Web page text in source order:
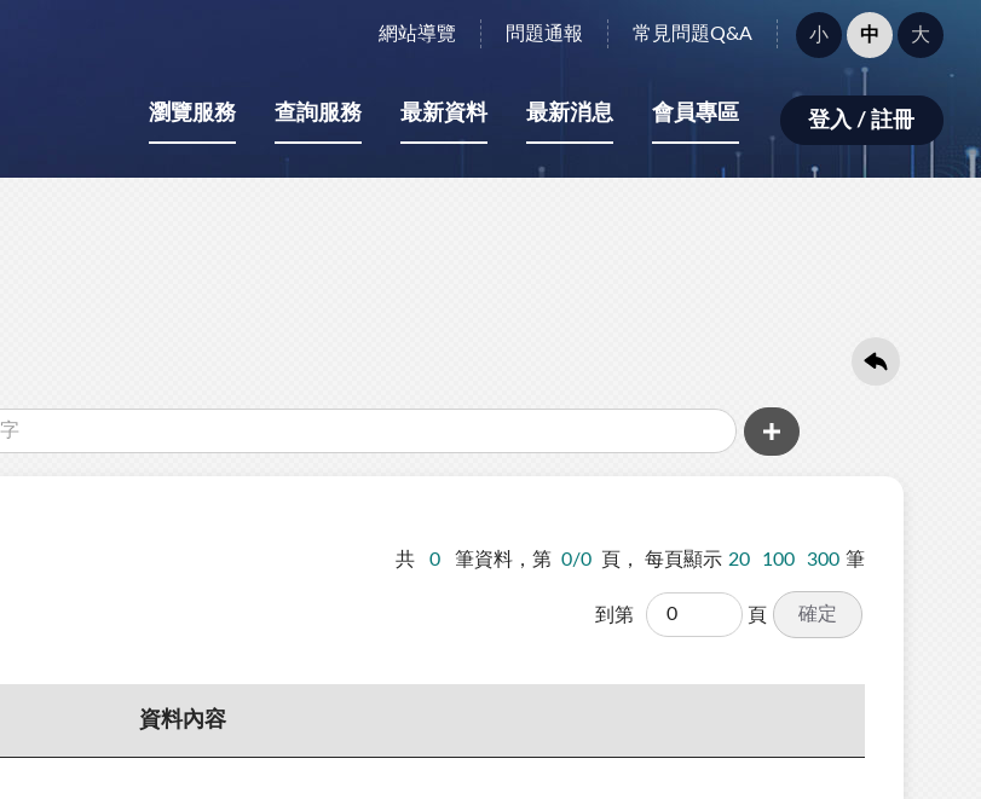
網站導覽 問題通報 常見問題Q&A
字
型
小：
小 中 大
瀏覽服務 查詢服務 最新資料 最新消息 會員專區 登入 / 註冊
共 0 筆資料，第 0/0 頁， 每頁顯示 20 100 300 筆
到第 頁 確定
資料內容